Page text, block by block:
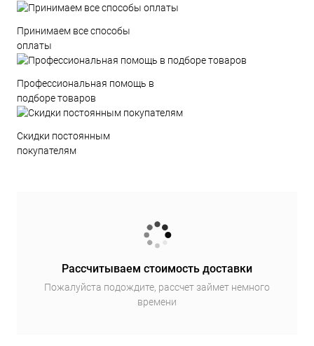
Принимаем все способы
оплаты
Профессиональная помощь в
подборе товаров
Скидки постоянным
покупателям
Рассчитываем стоимость доставки
Пожалуйста подождите, рассчет займет немного
времени